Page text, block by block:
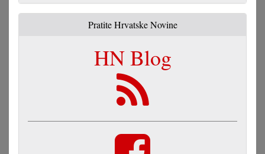
Pratite Hrvatske Novine
HN Blog